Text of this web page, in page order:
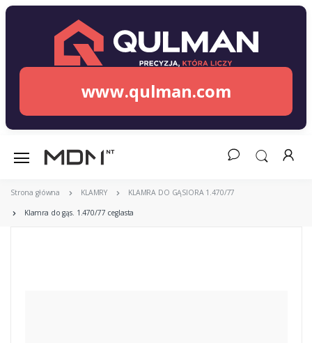
www.qulman.com
Strona główna KLAMRY KLAMRA DO GĄSIORA 1.470/77
Klamra do gąs. 1.470/77 ceglasta